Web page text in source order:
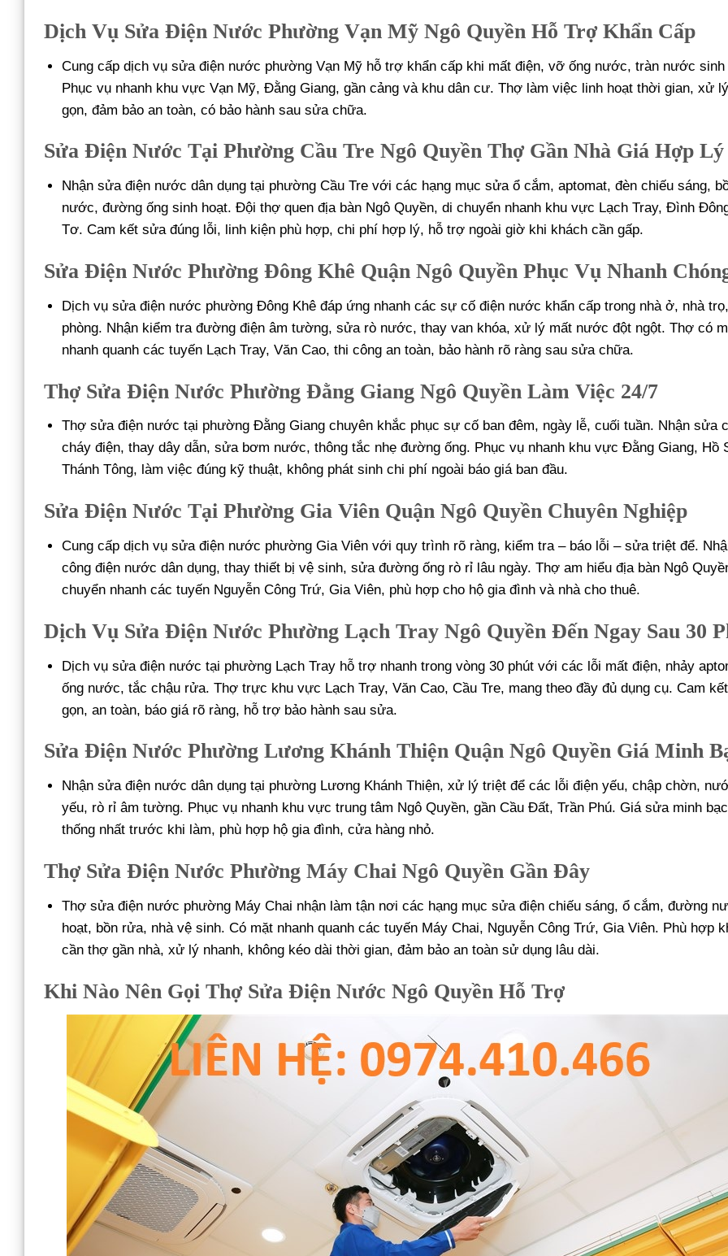
Dịch Vụ Sửa Điện Nước Phường Vạn Mỹ Ngô Quyền Hỗ Trợ Khẩn Cấp
Cung cấp dịch vụ sửa điện nước phường Vạn Mỹ hỗ trợ khẩn cấp khi mất điện, vỡ ống nước, tràn nước sinh
Phục vụ nhanh khu vực Vạn Mỹ, Đằng Giang, gần cảng và khu dân cư. Thợ làm việc linh hoạt thời gian, xử
gọn, đảm bảo an toàn, có bảo hành sau sửa chữa.
Sửa Điện Nước Tại Phường Cầu Tre Ngô Quyền Thợ Gần Nhà Giá Hợp Lý
Nhận sửa điện nước dân dụng tại phường Cầu Tre với các hạng mục sửa ổ cắm, aptomat, đèn chiếu sáng,
nước, đường ống sinh hoạt. Đội thợ quen địa bàn Ngô Quyền, di chuyển nhanh khu vực Lạch Tray, Đình
Tơ. Cam kết sửa đúng lỗi, linh kiện phù hợp, chi phí hợp lý, hỗ trợ ngoài giờ khi khách cần gấp.
Sửa Điện Nước Phường Đông Khê Quận Ngô Quyền Phục Vụ Nhanh
Dịch vụ sửa điện nước phường Đông Khê đáp ứng nhanh các sự cố điện nước khẩn cấp trong nhà ở, nhà
phòng. Nhận kiểm tra đường điện âm tường, sửa rò nước, thay van khóa, xử lý mất nước đột ngột. Thợ có
nhanh quanh các tuyến Lạch Tray, Văn Cao, thi công an toàn, bảo hành rõ ràng sau sửa chữa.
Thợ Sửa Điện Nước Phường Đằng Giang Ngô Quyền Làm Việc 24/7
Thợ sửa điện nước tại phường Đằng Giang chuyên khắc phục sự cố ban đêm, ngày lễ, cuối tuần. Nhận sửa
cháy điện, thay dây dẫn, sửa bơm nước, thông tắc nhẹ đường ống. Phục vụ nhanh khu vực Đằng Giang, Hồ
Thánh Tông, làm việc đúng kỹ thuật, không phát sinh chi phí ngoài báo giá ban đầu.
Sửa Điện Nước Tại Phường Gia Viên Quận Ngô Quyền Chuyên Nghiệp
Cung cấp dịch vụ sửa điện nước phường Gia Viên với quy trình rõ ràng, kiểm tra – báo lỗi – sửa triệt để.
công điện nước dân dụng, thay thiết bị vệ sinh, sửa đường ống rò rỉ lâu ngày. Thợ am hiểu địa bàn Ngô
chuyển nhanh các tuyến Nguyễn Công Trứ, Gia Viên, phù hợp cho hộ gia đình và nhà cho thuê.
Dịch Vụ Sửa Điện Nước Phường Lạch Tray Ngô Quyền Đến Ngay Sau 30
Dịch vụ sửa điện nước tại phường Lạch Tray hỗ trợ nhanh trong vòng 30 phút với các lỗi mất điện, nhảy
ống nước, tắc chậu rửa. Thợ trực khu vực Lạch Tray, Văn Cao, Cầu Tre, mang theo đầy đủ dụng cụ. Cam
gọn, an toàn, báo giá rõ ràng, hỗ trợ bảo hành sau sửa.
Sửa Điện Nước Phường Lương Khánh Thiện Quận Ngô Quyền Giá Minh
Nhận sửa điện nước dân dụng tại phường Lương Khánh Thiện, xử lý triệt để các lỗi điện yếu, chập chờn,
yếu, rò rỉ âm tường. Phục vụ nhanh khu vực trung tâm Ngô Quyền, gần Cầu Đất, Trần Phú. Giá sửa minh
thống nhất trước khi làm, phù hợp hộ gia đình, cửa hàng nhỏ.
Thợ Sửa Điện Nước Phường Máy Chai Ngô Quyền Gần Đây
Thợ sửa điện nước phường Máy Chai nhận làm tận nơi các hạng mục sửa điện chiếu sáng, ổ cắm, đường
hoạt, bồn rửa, nhà vệ sinh. Có mặt nhanh quanh các tuyến Máy Chai, Nguyễn Công Trứ, Gia Viên. Phù hợp
cần thợ gần nhà, xử lý nhanh, không kéo dài thời gian, đảm bảo an toàn sử dụng lâu dài.
Khi Nào Nên Gọi Thợ Sửa Điện Nước Ngô Quyền Hỗ Trợ